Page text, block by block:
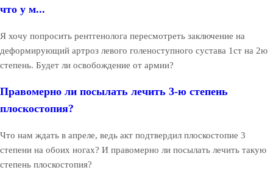
что у м...
Я хочу попросить рентгенолога пересмотреть заключение на
деформирующий артроз левого голеноступного сустава 1ст на 2ю
степень. Будет ли освобождение от армии?
Правомерно ли посылать лечить 3-ю степень
плоскостопия?
Что нам ждать в апреле, ведь акт подтвердил плоскостопие 3
степени на обоих ногах? И правомерно ли посылать лечить такую
степень плоскостопия?